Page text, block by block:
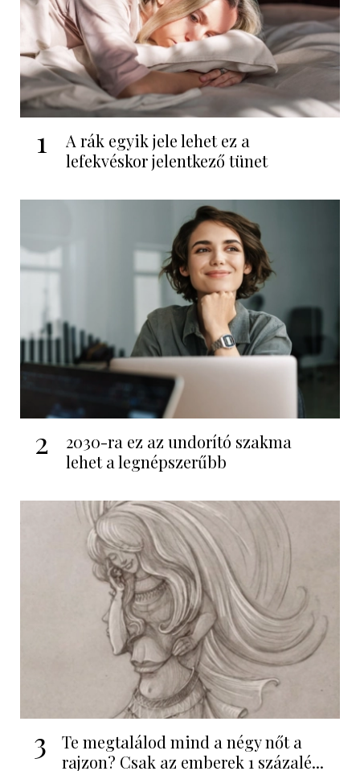
1
A rák egyik jele lehet ez a
lefekvéskor jelentkező tünet
2
2030-ra ez az undorító szakma
lehet a legnépszerűbb
3
Te megtalálod mind a négy nőt a
rajzon? Csak az emberek 1 százalé...